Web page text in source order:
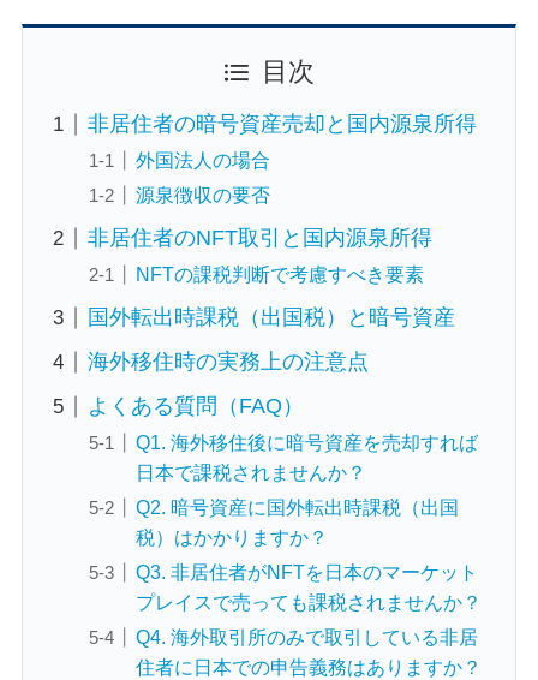
目次
非居住者の暗号資産売却と国内源泉所得
外国法人の場合
源泉徴収の要否
非居住者のNFT取引と国内源泉所得
NFTの課税判断で考慮すべき要素
国外転出時課税（出国税）と暗号資産
海外移住時の実務上の注意点
よくある質問（FAQ）
Q1. 海外移住後に暗号資産を売却すれば
日本で課税されませんか？
Q2. 暗号資産に国外転出時課税（出国
税）はかかりますか？
Q3. 非居住者がNFTを日本のマーケット
プレイスで売っても課税されませんか？
Q4. 海外取引所のみで取引している非居
住者に日本での申告義務はありますか？